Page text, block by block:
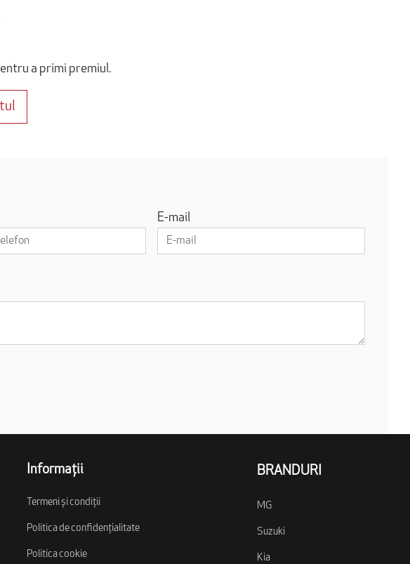
a primi premiul.
E-mail
Informații
Termeni și condiții
Politica de confidențialitate
Politica cookie
BRANDURI
MG
Suzuki
Kia